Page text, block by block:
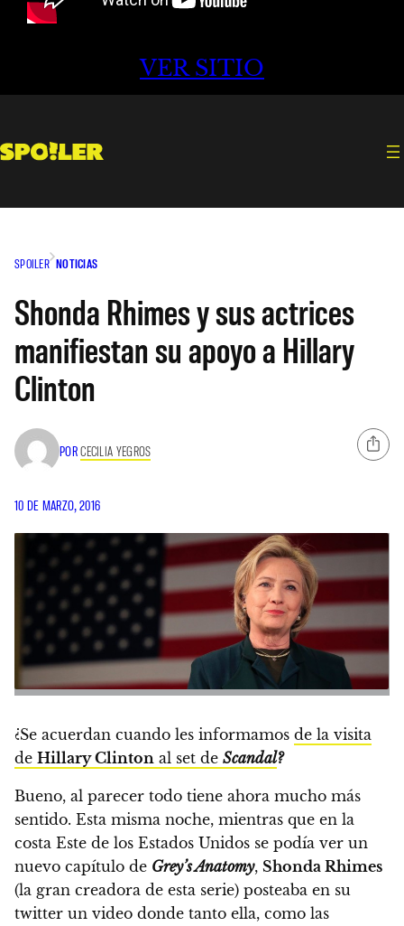
VER SITIO
SPOILER NOTICIAS
Shonda Rhimes y sus actrices
manifiestan su apoyo a Hillary
Clinton
PORCECILIA YEGROS
10 DE MARZO, 2016
¿Se acuerdan cuando les informamos de la visita
de Hillary Clinton al set de Scandal?
Bueno, al parecer todo tiene ahora mucho más
sentido. Esta misma noche, mientras que en la
costa Este de los Estados Unidos se podía ver un
nuevo capítulo de Grey’s Anatomy, Shonda Rhimes
(la gran creadora de esta serie) posteaba en su
twitter un video donde tanto ella, como las